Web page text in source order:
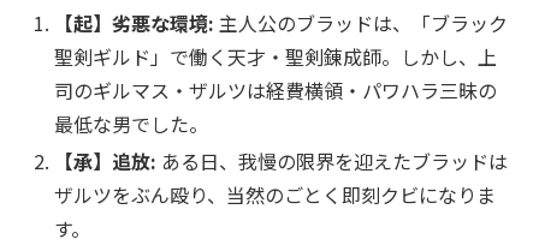
【起】劣悪な環境: 主人公のブラッドは、「ブラック
聖剣ギルド」で働く天才・聖剣錬成師。しかし、上
司のギルマス・ザルツは経費横領・パワハラ三昧の
最低な男でした。
【承】追放: ある日、我慢の限界を迎えたブラッドは
ザルツをぶん殴り、当然のごとく即刻クビになりま
す。